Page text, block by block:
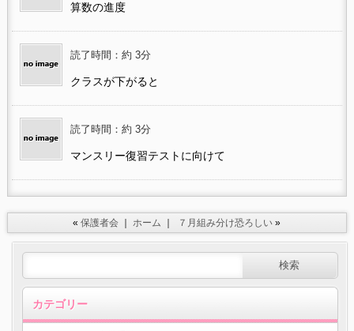
算数の進度
読了時間：約 3分
クラスが下がると
読了時間：約 3分
マンスリー復習テストに向けて
«保護者会 ｜ホーム ７月組み分け恐ろしい »
カテゴリー